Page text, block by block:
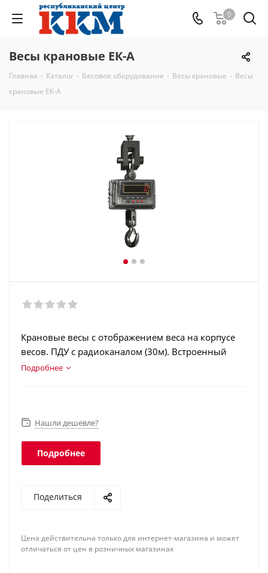
0
Весы крановые ЕК-А
Главная - Каталог - Весовое оборудование - Весы крановые - Весы
крановые ЕК-А
Крановые весы с отображением веса на корпусе
весов. ПДУ с радиоканалом (30м). Встроенный
аккумулятор. Соответствует классу защиты IP64.
Подробнее
Нашли дешевле?
Подробнее
Поделиться
Цена действительна только для интернет-магазина и может
отличаться от цен в розничных магазинах